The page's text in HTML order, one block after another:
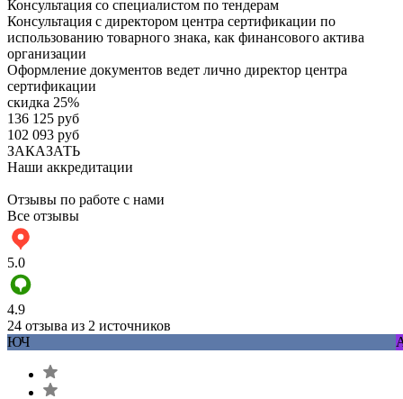
Консультация со специалистом по тендерам
Консультация с директором центра сертификации по
использованию товарного знака, как финансового актива
организации
Оформление документов ведет лично директор центра
сертификации
скидка 25%
136 125 руб
102 093 руб
ЗАКАЗАТЬ
Наши аккредитации
Отзывы по работе с нами
Все отзывы
5.0
4.9
24 отзыва из 2 источников
ЮЧ